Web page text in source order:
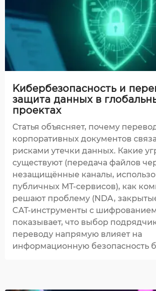
Кибербезопасность и
защита данных в
проектах
Статья объясняет, почему
корпоративных документов
рисками утечки данных. Какие
существуют (передача файлов
незащищённые каналы,
публичных MT-сервисов), как
решают проблему (NDA,
CAT-инструменты с
показывает, что выбор
переводу напрямую влияет на
информационную безопасность